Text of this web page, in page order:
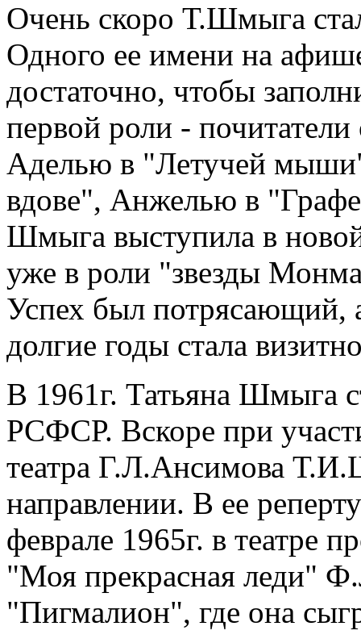
Очень скоро Т.Шмыга
Одного ее имени на
достаточно, чтобы
первой роли -
Аделью в "Летучей
вдове", Анжелью в
Шмыга выступила в
уже в роли "звезды
Успех был потрясающий,
долгие годы стала
В 1961г. Татьяна Шмыга
РСФСР. Вскоре при
театра Г.Л.Ансимова
направлении. В ее
феврале 1965г. в театре
"Моя прекрасная леди"
"Пигмалион", где она